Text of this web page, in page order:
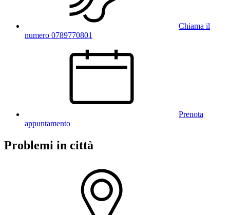
Chiama il
numero 0789770801
Prenota
appuntamento
Problemi in città